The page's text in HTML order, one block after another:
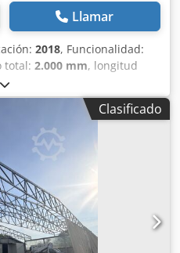
Llamar
2018, Funcionalidad:
total: 2.000 mm, longitud
todas nuevas, sin
para su fotografía. 2
de la empresa
KAMO Kran und
puertas de acero,
modelo T30 FSA 62
batiente. DIN lado derecho,
color gris blanco RAL
de 1 mm. Las puertas
de contorno (1 unidad)
con guías deslizantes GEZE.
Clasificado